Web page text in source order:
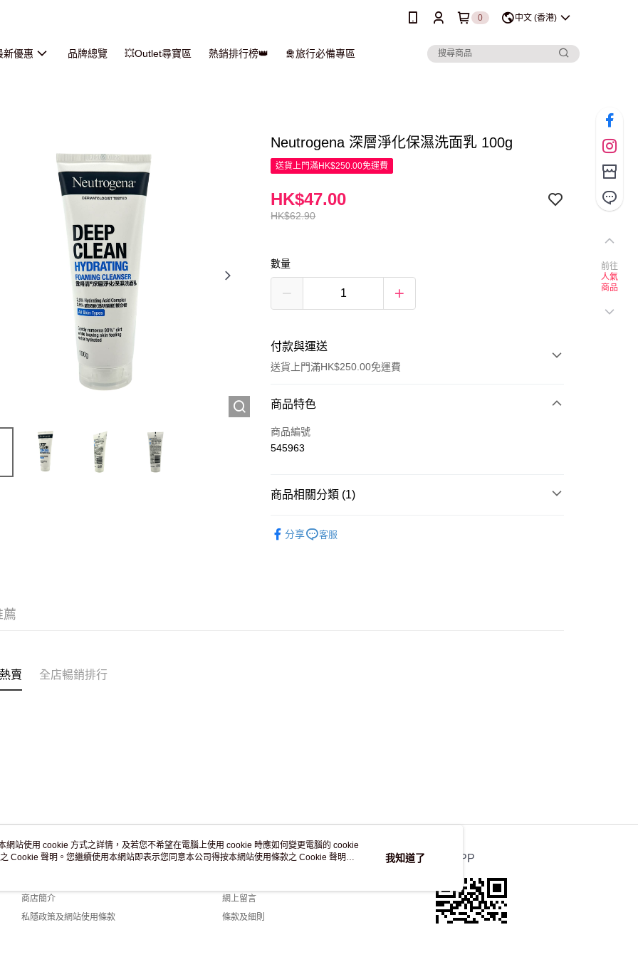
0 中文 (香港)
新優惠 品牌總覽 💥Outlet尋寶區 熱銷排行榜👑 🛅旅行必備專區
Neutrogena 深層淨化保濕洗面乳 100g
送貨上門滿HK$250.00免運費
HK$62.90
HK$47.00
數量
付款與運送
送貨上門滿HK$250.00免運費
付款方式
信用卡
商品特色
商品編號
545963
商品相關分類 (1)
分享
客服
薦
賣 全店暢銷排行
關於我們
商店簡介
私隱政策及網站使用條款
客戶服務
網上留言
條款及細則
官方APP
前往
人氣
商品
網站使用 cookie 方式之詳情，及若您不希望在電腦上使用 cookie 時應如何變更電腦的 cookie
Cookie 聲明。您繼續使用本網站即表示您同意本公司得按本網站使用條款之 Cookie 聲明使
我知道了